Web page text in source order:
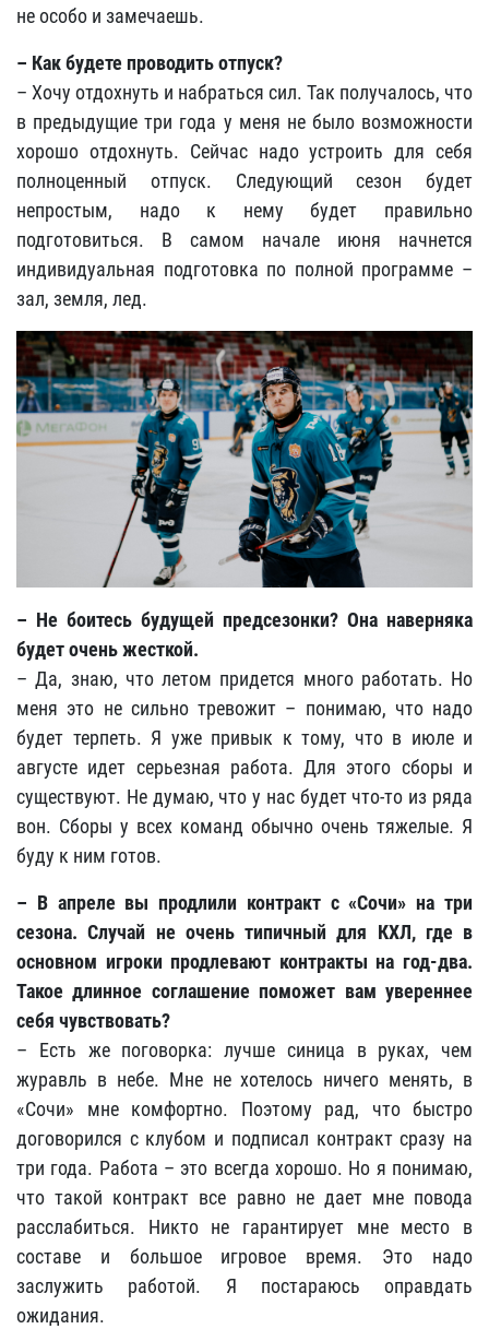
не особо и замечаешь.
– Как будете проводить отпуск?
– Хочу отдохнуть и набраться сил. Так получалось, что
в предыдущие три года у меня не было возможности
хорошо отдохнуть. Сейчас надо устроить для себя
полноценный отпуск. Следующий сезон будет
непростым, надо к нему будет правильно
подготовиться. В самом начале июня начнется
индивидуальная подготовка по полной программе –
зал, земля, лед.
– Не боитесь будущей предсезонки? Она наверняка
будет очень жесткой.
– Да, знаю, что летом придется много работать. Но
меня это не сильно тревожит – понимаю, что надо
будет терпеть. Я уже привык к тому, что в июле и
августе идет серьезная работа. Для этого сборы и
существуют. Не думаю, что у нас будет что-то из ряда
вон. Сборы у всех команд обычно очень тяжелые. Я
буду к ним готов.
– В апреле вы продлили контракт с «Сочи» на три
сезона. Случай не очень типичный для КХЛ, где в
основном игроки продлевают контракты на год-два.
Такое длинное соглашение поможет вам увереннее
себя чувствовать?
– Есть же поговорка: лучше синица в руках, чем
журавль в небе. Мне не хотелось ничего менять, в
«Сочи» мне комфортно. Поэтому рад, что быстро
договорился с клубом и подписал контракт сразу на
три года. Работа – это всегда хорошо. Но я понимаю,
что такой контракт все равно не дает мне повода
расслабиться. Никто не гарантирует мне место в
составе и большое игровое время. Это надо
заслужить работой. Я постараюсь оправдать
ожидания.